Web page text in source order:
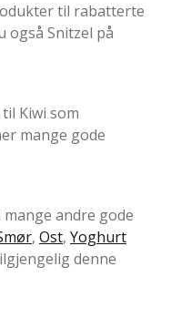
til rabatterte
også Snitzel på
Kiwi som
mange gode
andre gode
, Ost, Yoghurt
denne